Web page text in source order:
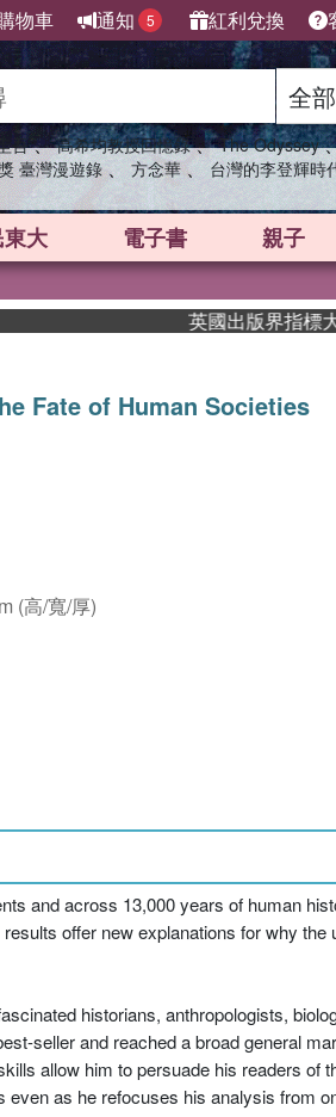
物車 通知 5 紅利兌換
吾 、 高希均教授回憶錄 、 The Odyssey
臺灣漫遊錄 、 方念華 、 台灣的李登輝時
大 電子書 親子
英國出版界指標大
Fate of Human Societies
(高/寬/厚)
and across 13,000 years of human
offer new explanations for why the
historians, anthropologists,
seller and reached a broad general
allow him to persuade his readers of
as he refocuses his analysis from